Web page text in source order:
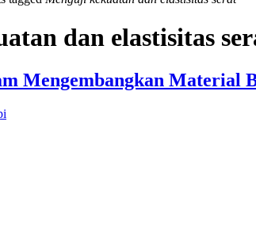
dan elastisitas
Mengembangkan Material